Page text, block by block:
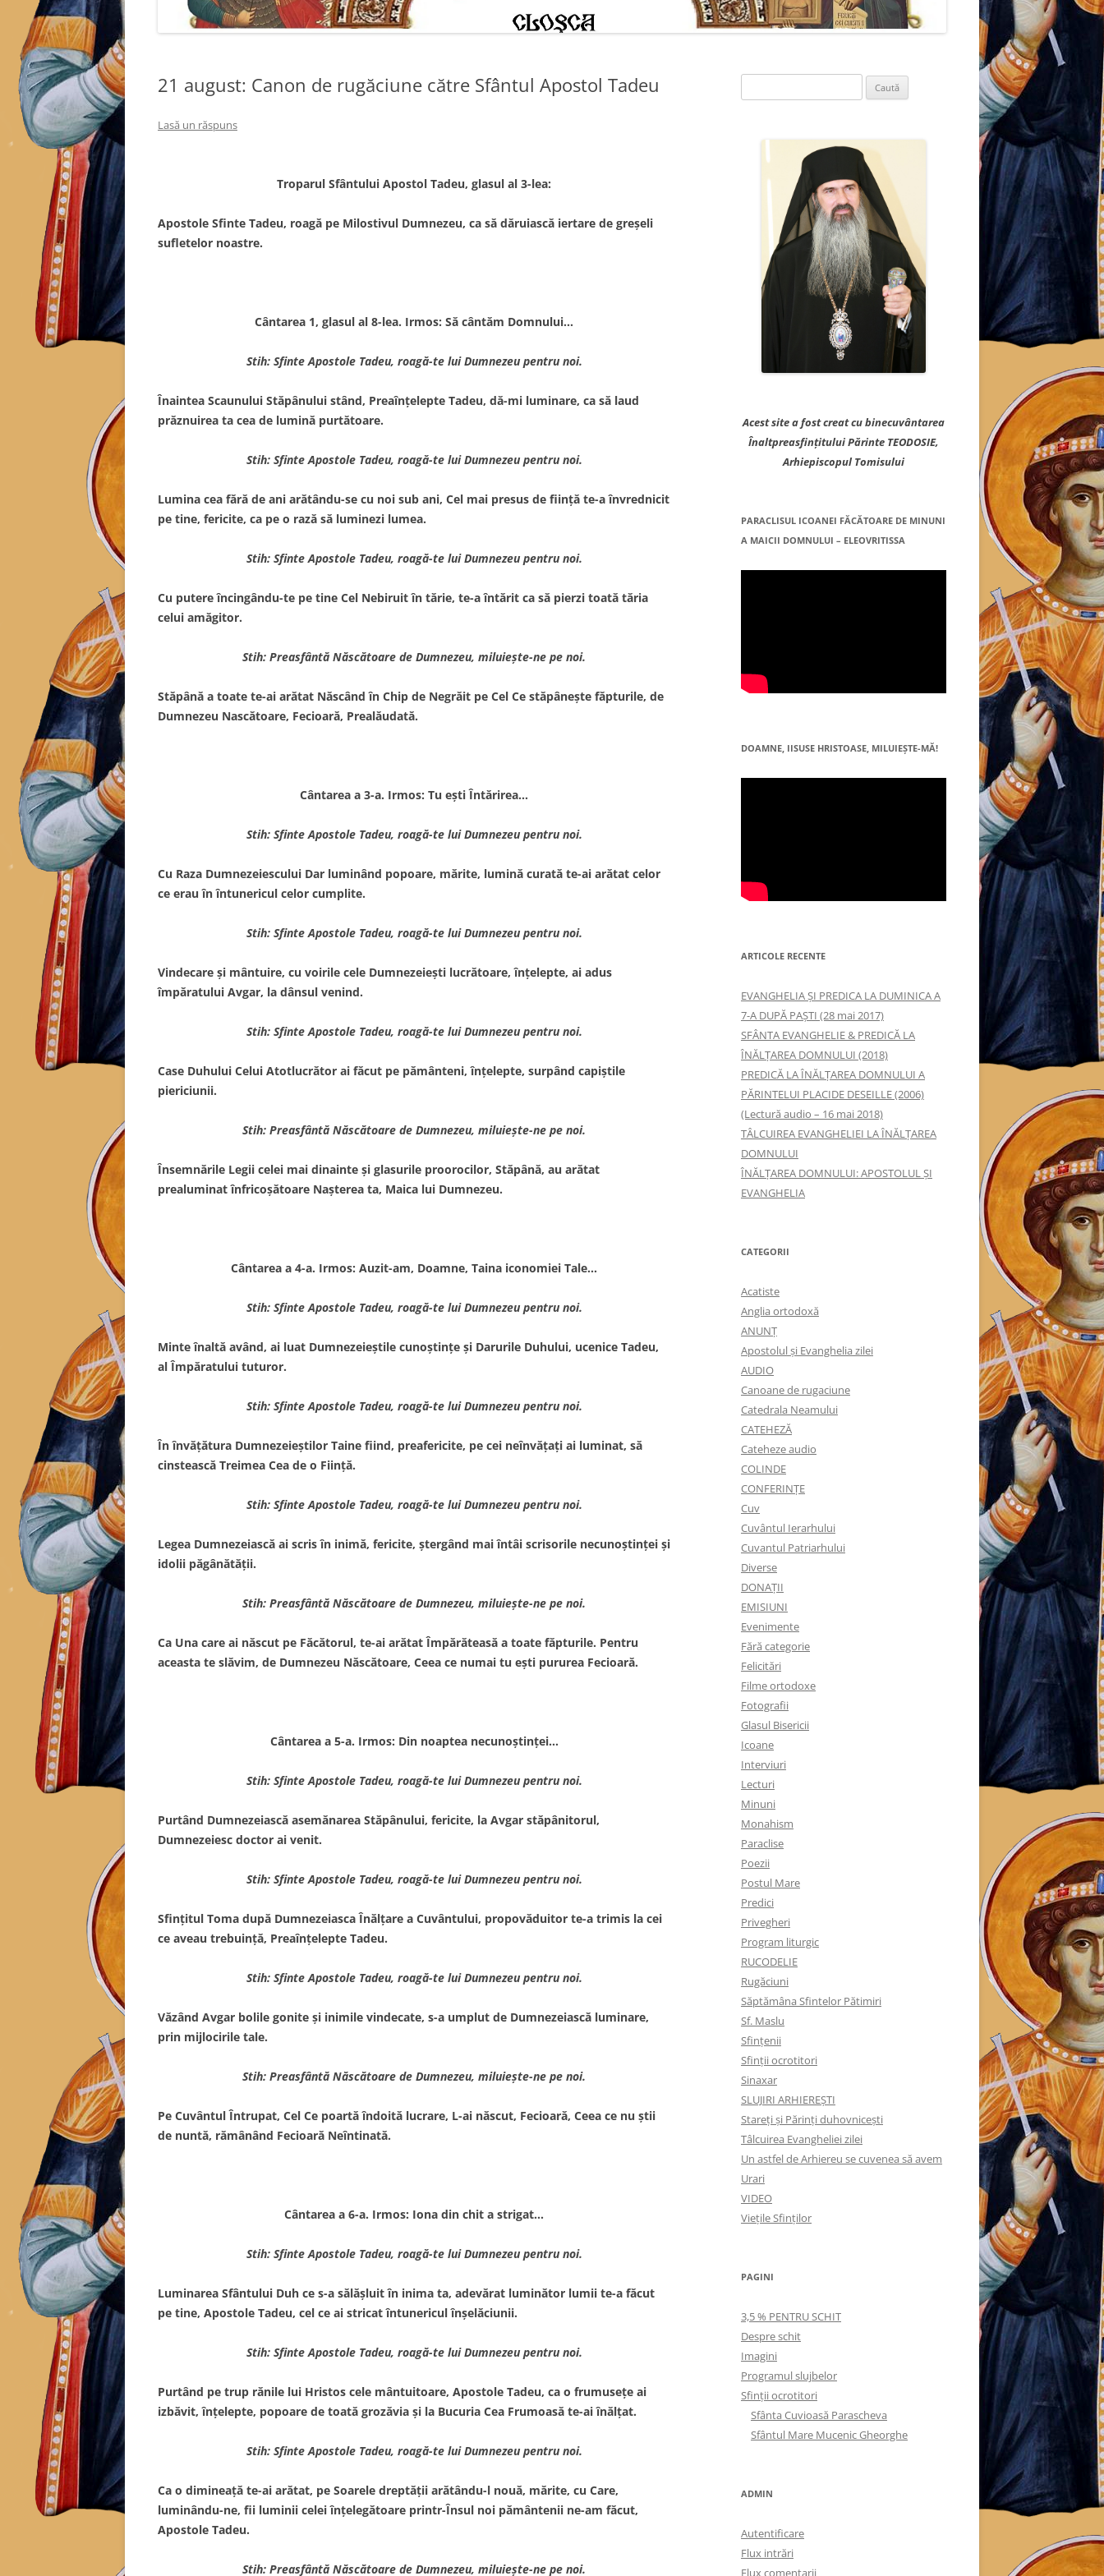
21 august: Canon de rugăciune către Sfântul Apostol Tadeu
Lasă un răspuns
Troparul Sfântului Apostol Tadeu, glasul al 3-lea:
Apostole Sfinte Tadeu, roagă pe Milostivul Dumnezeu, ca să dăruiască iertare de greşeli
sufletelor noastre.
Cântarea 1, glasul al 8-lea. Irmos: Să cântăm Domnului…
Stih: Sfinte Apostole Tadeu, roagă-te lui Dumnezeu pentru noi.
Înaintea Scaunului Stăpânului stând, Preaînţelepte Tadeu, dă-mi luminare, ca să laud
prăznuirea ta cea de lumină purtătoare.
Stih: Sfinte Apostole Tadeu, roagă-te lui Dumnezeu pentru noi.
Lumina cea fără de ani arătându-se cu noi sub ani, Cel mai presus de fiinţă te-a învrednicit
pe tine, fericite, ca pe o rază să luminezi lumea.
Stih: Sfinte Apostole Tadeu, roagă-te lui Dumnezeu pentru noi.
Cu putere încingându-te pe tine Cel Nebiruit în tărie, te-a întărit ca să pierzi toată tăria
celui amăgitor.
Stih: Preasfântă Născătoare de Dumnezeu, miluieşte-ne pe noi.
Stăpână a toate te-ai arătat Născând în Chip de Negrăit pe Cel Ce stăpâneşte făpturile, de
Dumnezeu Nascătoare, Fecioară, Prealăudată.
Cântarea a 3-a. Irmos: Tu eşti Întărirea…
Stih: Sfinte Apostole Tadeu, roagă-te lui Dumnezeu pentru noi.
Cu Raza Dumnezeiescului Dar luminând popoare, mărite, lumină curată te-ai arătat celor
ce erau în întunericul celor cumplite.
Stih: Sfinte Apostole Tadeu, roagă-te lui Dumnezeu pentru noi.
Vindecare şi mântuire, cu voirile cele Dumnezeieşti lucrătoare, înţelepte, ai adus
împăratului Avgar, la dânsul venind.
Stih: Sfinte Apostole Tadeu, roagă-te lui Dumnezeu pentru noi.
Case Duhului Celui Atotlucrător ai făcut pe pământeni, înţelepte, surpând capiştile
piericiunii.
Stih: Preasfântă Născătoare de Dumnezeu, miluieşte-ne pe noi.
Însemnările Legii celei mai dinainte şi glasurile proorocilor, Stăpână, au arătat
prealuminat înfricoşătoare Naşterea ta, Maica lui Dumnezeu.
Cântarea a 4-a. Irmos: Auzit-am, Doamne, Taina iconomiei Tale…
Stih: Sfinte Apostole Tadeu, roagă-te lui Dumnezeu pentru noi.
Minte înaltă având, ai luat Dumnezeieştile cunoştinţe şi Darurile Duhului, ucenice Tadeu,
al Împăratului tuturor.
Stih: Sfinte Apostole Tadeu, roagă-te lui Dumnezeu pentru noi.
În învăţătura Dumnezeieştilor Taine fiind, preafericite, pe cei neînvăţaţi ai luminat, să
cinstească Treimea Cea de o Fiinţă.
Stih: Sfinte Apostole Tadeu, roagă-te lui Dumnezeu pentru noi.
Legea Dumnezeiască ai scris în inimă, fericite, ştergând mai întâi scrisorile necunoştinţei şi
idolii păgânătăţii.
Stih: Preasfântă Născătoare de Dumnezeu, miluieşte-ne pe noi.
Ca Una care ai născut pe Făcătorul, te-ai arătat Împărăteasă a toate făpturile. Pentru
aceasta te slăvim, de Dumnezeu Născătoare, Ceea ce numai tu eşti pururea Fecioară.
Cântarea a 5-a. Irmos: Din noaptea necunoştinţei…
Stih: Sfinte Apostole Tadeu, roagă-te lui Dumnezeu pentru noi.
Purtând Dumnezeiască asemănarea Stăpânului, fericite, la Avgar stăpânitorul,
Dumnezeiesc doctor ai venit.
Stih: Sfinte Apostole Tadeu, roagă-te lui Dumnezeu pentru noi.
Sfinţitul Toma după Dumnezeiasca Înălţare a Cuvântului, propovăduitor te-a trimis la cei
ce aveau trebuinţă, Preaînţelepte Tadeu.
Stih: Sfinte Apostole Tadeu, roagă-te lui Dumnezeu pentru noi.
Văzând Avgar bolile gonite şi inimile vindecate, s-a umplut de Dumnezeiască luminare,
prin mijlocirile tale.
Stih: Preasfântă Născătoare de Dumnezeu, miluieşte-ne pe noi.
Pe Cuvântul Întrupat, Cel Ce poartă îndoită lucrare, L-ai născut, Fecioară, Ceea ce nu ştii
de nuntă, rămânând Fecioară Neîntinată.
Cântarea a 6-a. Irmos: Iona din chit a strigat…
Stih: Sfinte Apostole Tadeu, roagă-te lui Dumnezeu pentru noi.
Luminarea Sfântului Duh ce s-a sălăşluit în inima ta, adevărat luminător lumii te-a făcut
pe tine, Apostole Tadeu, cel ce ai stricat întunericul înşelăciunii.
Stih: Sfinte Apostole Tadeu, roagă-te lui Dumnezeu pentru noi.
Purtând pe trup rănile lui Hristos cele mântuitoare, Apostole Tadeu, ca o frumuseţe ai
izbăvit, înţelepte, popoare de toată grozăvia şi la Bucuria Cea Frumoasă te-ai înălţat.
Stih: Sfinte Apostole Tadeu, roagă-te lui Dumnezeu pentru noi.
Ca o dimineaţă te-ai arătat, pe Soarele dreptăţii arătându-l nouă, mărite, cu Care,
luminându-ne, fii luminii celei înţelegătoare printr-Însul noi pământenii ne-am făcut,
Apostole Tadeu.
Stih: Preasfântă Născătoare de Dumnezeu, miluieşte-ne pe noi.
după:
Acest site a fost creat cu binecuvântarea
Înaltpreasfințitului Părinte TEODOSIE,
Arhiepiscopul Tomisului
PARACLISUL ICOANEI FĂCĂTOARE DE MINUNI
A MAICII DOMNULUI – ELEOVRITISSA
DOAMNE, IISUSE HRISTOASE, MILUIEŞTE-MĂ!
ARTICOLE RECENTE
EVANGHELIA ȘI PREDICA LA DUMINICA A
7-A DUPĂ PAȘTI (28 mai 2017)
SFÂNTA EVANGHELIE & PREDICĂ LA
ÎNĂLŢAREA DOMNULUI (2018)
PREDICĂ LA ÎNĂLŢAREA DOMNULUI A
PĂRINTELUI PLACIDE DESEILLE (2006)
(Lectură audio – 16 mai 2018)
TÂLCUIREA EVANGHELIEI LA ÎNĂLŢAREA
DOMNULUI
ÎNĂLŢAREA DOMNULUI: APOSTOLUL ȘI
EVANGHELIA
CATEGORII
Acatiste
Anglia ortodoxă
ANUNŢ
Apostolul şi Evanghelia zilei
AUDIO
Canoane de rugaciune
Catedrala Neamului
CATEHEZĂ
Cateheze audio
COLINDE
CONFERINȚE
Cuv
Cuvântul Ierarhului
Cuvantul Patriarhului
Diverse
DONAȚII
EMISIUNI
Evenimente
Fără categorie
Felicitări
Filme ortodoxe
Fotografii
Glasul Bisericii
Icoane
Interviuri
Lecturi
Minuni
Monahism
Paraclise
Poezii
Postul Mare
Predici
Privegheri
Program liturgic
RUCODELIE
Rugăciuni
Săptămâna Sfintelor Pătimiri
Sf. Maslu
Sfințenii
Sfinții ocrotitori
Sinaxar
SLUJIRI ARHIEREȘTI
Stareți și Părinți duhovnicești
Tâlcuirea Evangheliei zilei
Un astfel de Arhiereu se cuvenea să avem
Urari
VIDEO
Viețile Sfinților
PAGINI
3,5 % PENTRU SCHIT
Despre schit
Imagini
Programul slujbelor
Sfinţii ocrotitori
Sfânta Cuvioasă Parascheva
Sfântul Mare Mucenic Gheorghe
ADMIN
Autentificare
Flux intrări
Flux comentarii